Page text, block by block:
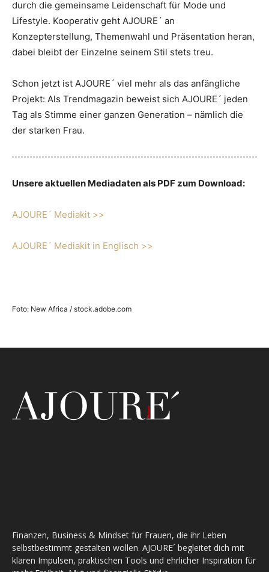
durch die gemeinsame Leidenschaft für Mode und
Lifestyle. Kooperativ geht AJOURE´ an
Konzepterstellung, Themenwahl und Präsentation heran,
dabei bleibt der Einzelne seinem Stil stets treu.
Schon jetzt ist AJOURE´ viel mehr als das anfängliche
Projekt: Als Trendmagazin beweist sich AJOURE´ jeden
Tag als Stimme einer ganzen Generation – nämlich die
der starken Frau.
Unsere aktuellen Mediadaten als PDF zum Download:
AJOURE´ Mediakit >>
AJOURE´ Mediakit in Englisch >>
Foto: New Africa / stock.adobe.com
Finanzen, Business & Mindset für Frauen, die ihr Leben
selbstbestimmt gestalten wollen. AJOURE´ begleitet dich mit
klaren Impulsen, praktischen Tools und ehrlicher Inspiration für